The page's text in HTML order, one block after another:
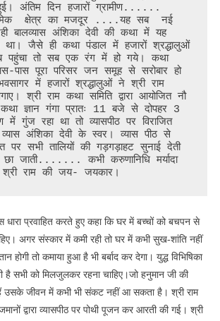
हुआ
विश्राम
अंतिम दिन हजारों ग्रामीण......
क्षेत्र का मजदूर ....यह सब  नई
बालव्यास अंशिका देवी की कथा में यह
था। जैसे ही कथा पंडाल में हजारों श्रद्धालुओं
पहुंचा तो सब एक रंग में हो गये। कथा
पास पूरा परिसर जन समूह से सरोबार हो
में हजारों श्रद्धालुओं ने श्री राम
श्री राम कथा समिति द्वारा आयोजित नौ
कथा ज्ञान गंगा प्रातः 11 बजे से दोपहर 3
में गुंज रहा था तो व्यासपीठ पर विराजित
व्यास अंशिका देवी के स्वर। व्यास पीठ से
पर सभी तालियों की गड़गड़ाहट सुनाई देती
छा जाती....... कभी करुणानिधि मर्यादा
श्री राम की जय- जयकार।
धारा प्रवाहित करते हुए कहा कि घर में बच्चों को बचपन से
अगर संस्कार में कमी रही तो घर में कभी सुख-शांति नहीं
होगी तो कमाया हुआ है भी बर्बाद कर देगा। युद्ध विभिषिका
है सभी को मिलजुलकर रहना चाहिए।जो हनुमान जी की
उसके जीवन में कभी भी संकट नहीं आ सकता है। श्री राम
द्वारा व्यासपीठ पर पोथी पूजन कर आरती की गई। श्री